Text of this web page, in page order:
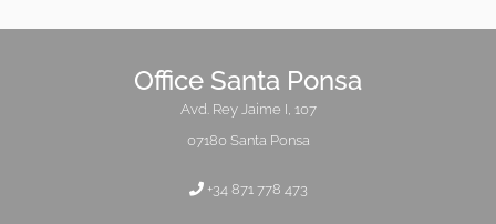
Office Santa Ponsa
Avd. Rey Jaime I, 107
07180 Santa Ponsa
+34 871 778 473